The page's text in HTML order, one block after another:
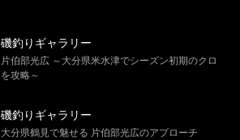
磯釣りギャラリー
片伯部光広 ～大分県米水津でシーズン初期のクロ
を攻略～
磯釣りギャラリー
大分県鶴見で魅せる 片伯部光広のアプローチ